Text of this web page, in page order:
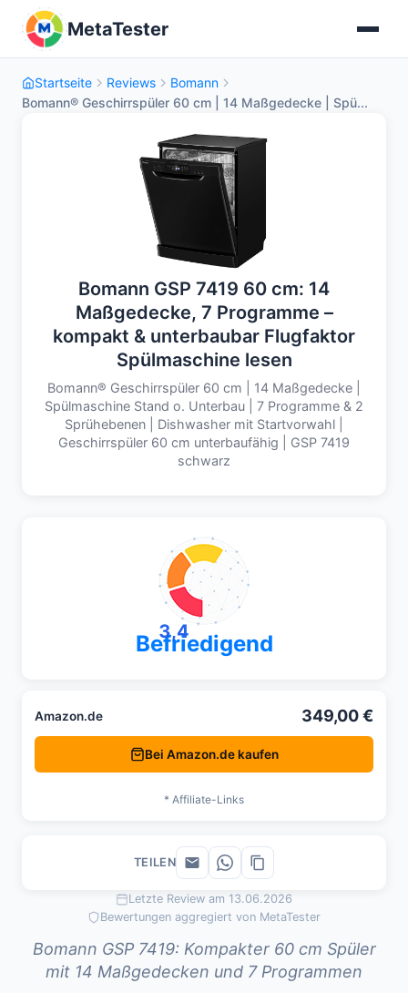
MetaTester
Startseite Reviews
Bomann
Bomann® Geschirrspüler 60 cm | 14 Maßgedecke | Spü...
Bomann GSP 7419 60 cm: 14
Maßgedecke, 7 Programme –
kompakt & unterbaubar Flugfaktor
Spülmaschine lesen
Bomann® Geschirrspüler 60 cm | 14 Maßgedecke |
Spülmaschine Stand o. Unterbau | 7 Programme & 2
Sprühebenen | Dishwasher mit Startvorwahl |
Geschirrspüler 60 cm unterbaufähig | GSP 7419
schwarz
Letzte Review am 13.06.2026
Bewertungen aggregiert von MetaTester
Bomann GSP 7419: Kompakter 60 cm Spüler
mit 14 Maßgedecken und 7 Programmen
3,4
Befriedigend
Amazon.de 349,00 €
Bei Amazon.de kaufen
* Affiliate-Links
TEILEN